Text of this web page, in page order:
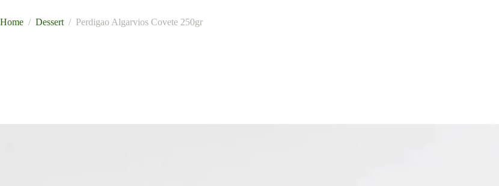
Home / Dessert / Perdigao Algarvios Covete 250gr